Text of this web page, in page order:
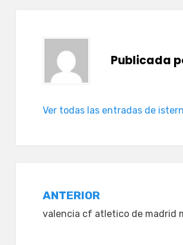
Publicada
Ver todas las entradas de istern
Navegación
de
ANTERIOR
valencia cf atletico de madrid